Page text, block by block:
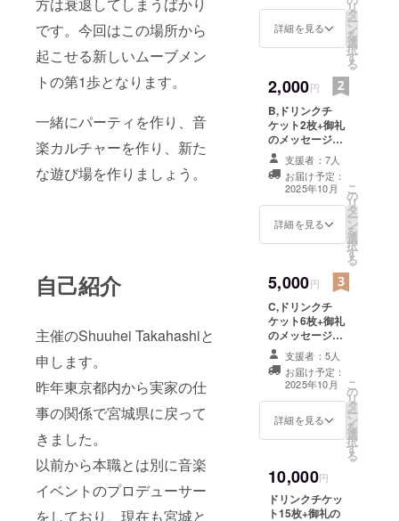
方は衰退してしまうばかり
です。今回はこの場所から
起こせる新しいムーブメン
トの第1歩となります。
一緒にパーティを作り、音
楽カルチャーを作り、新た
な遊び場を作りましょう。
自己紹介
主催のShuuhei Takahashiと
申します。
昨年東京都内から実家の仕
事の関係で宮城県に戻って
きました。
以前から本職とは別に音楽
イベントのプロデューサー
をしており、現在も宮城と
詳細を見る
リ
タ
ー
ン
を
選
択
す
る
2,000円
B,ドリンクチ
ケット2枚+御礼
のメッセージ
（2,000円）
（注意事項） 事
前にお知らせで
お送りするメー
ルで確認し、会
場でドリンクを
酒は厳禁となり
ますのでソフト
ドリンクを選択
ください。
支援者：7人
お届け予定：
2025年10月
詳細を見る
こ
の
リ
タ
ー
ン
を
選
択
す
る
5,000円
C,ドリンクチ
ケット6枚+御礼
のメッセージ
（5,000円）
（注意事項） 事
前にお知らせで
お送りするメー
ルで確認し、会
場でドリンクを
酒は厳禁となり
ますのでソフト
ドリンクを選択
支援者：5人
お届け予定：
2025年10月
詳細を見る
こ
の
リ
タ
ー
ン
を
選
択
す
る
10,000円
ドリンクチケッ
ト15枚+御礼の